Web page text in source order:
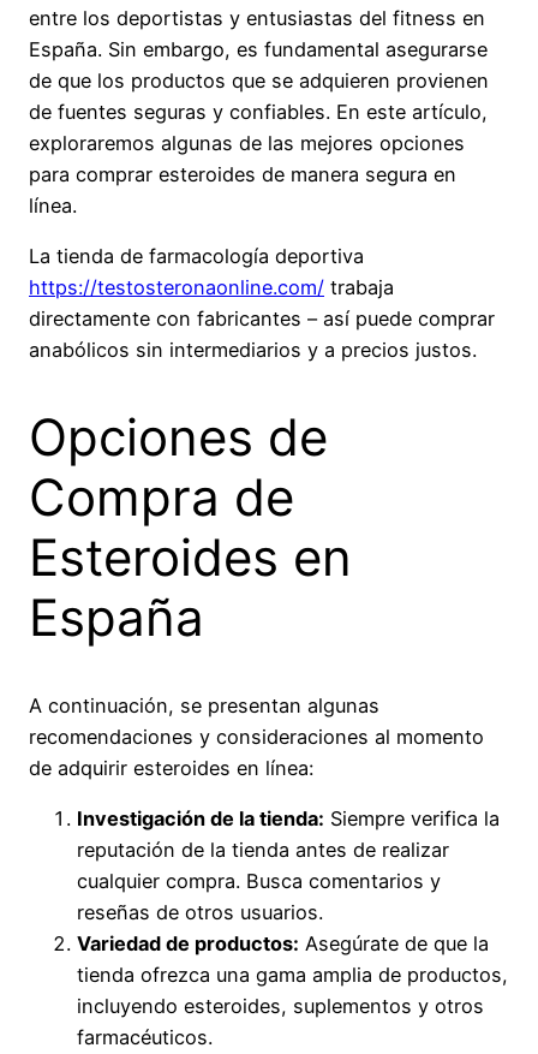
entre los deportistas y entusiastas del fitness en
España. Sin embargo, es fundamental asegurarse
de que los productos que se adquieren provienen
de fuentes seguras y confiables. En este artículo,
exploraremos algunas de las mejores opciones
para comprar esteroides de manera segura en
línea.
La tienda de farmacología deportiva
https://testosteronaonline.com/ trabaja
directamente con fabricantes – así puede comprar
anabólicos sin intermediarios y a precios justos.
Opciones de
Compra de
Esteroides en
España
A continuación, se presentan algunas
recomendaciones y consideraciones al momento
de adquirir esteroides en línea:
Investigación de la tienda: Siempre verifica la
reputación de la tienda antes de realizar
cualquier compra. Busca comentarios y
reseñas de otros usuarios.
Variedad de productos: Asegúrate de que la
tienda ofrezca una gama amplia de productos,
incluyendo esteroides, suplementos y otros
farmacéuticos.